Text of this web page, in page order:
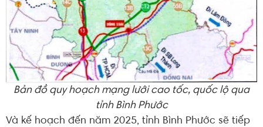
Bản đồ quy hoạch mạng lưới cao tốc, quốc lộ qua
tỉnh Bình Phước
Và kế hoạch đến năm 2025, tỉnh Bình Phước sẽ tiếp